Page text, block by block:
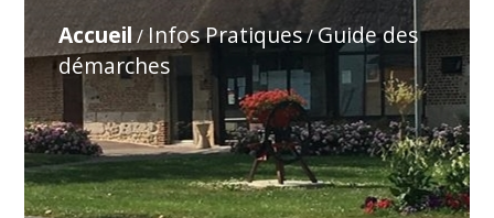
Accueil / Infos Pratiques/Guide des
démarches